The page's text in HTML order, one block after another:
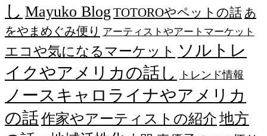
し Mayuko Blog TOTOROやペットの話 あ
をやまめぐみ便り アーティストやアートマーケット
エコや気になるマーケット ソルトレ
イクやアメリカの話し
トレンド情報
ノースキャロライナやアメリカ
の話作家やアーティストの紹介地方